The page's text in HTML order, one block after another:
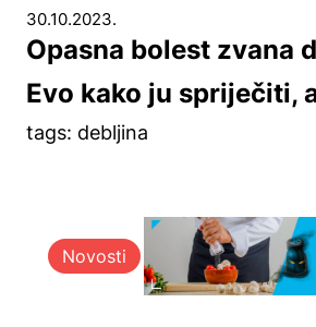
30.10.2023.
Opasna bolest zvana
Evo kako ju spriječiti,
tags: debljina
Novosti